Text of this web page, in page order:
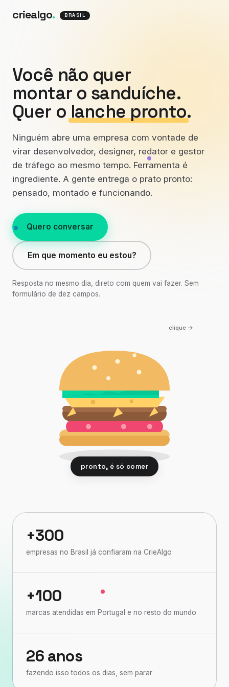
criealgo. BRASIL
Você não quer
montar o sanduíche.
Quer o lanche pronto.
Ninguém abre uma empresa com vontade de
virar desenvolvedor, designer, redator e gestor
de tráfego ao mesmo tempo. Ferramenta é
ingrediente. A gente entrega o prato pronto:
pensado, montado e funcionando.
Quero conversar
Em que momento eu estou?
Resposta no mesmo dia, direto com quem vai fazer. Sem
formulário de dez campos.
clique →
pronto, é só comer
+300
empresas no Brasil já confiaram na CrieAlgo
+100
marcas atendidas em Portugal e no resto do mundo
26 anos
fazendo isso todos os dias, sem parar